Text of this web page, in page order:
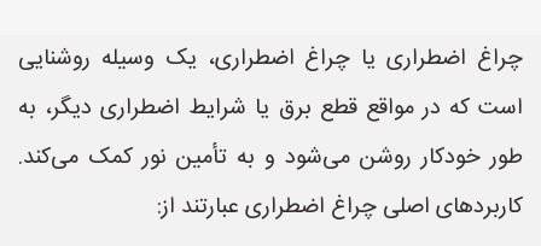
چراغ اضطراری یا چراغ اضطراری، یک وسیله روشنایی
است که در مواقع قطع برق یا شرایط اضطراری دیگر، به
طور خودکار روشن می‌شود و به تأمین نور کمک می‌کند.
کاربردهای اصلی چراغ اضطراری عبارتند از: